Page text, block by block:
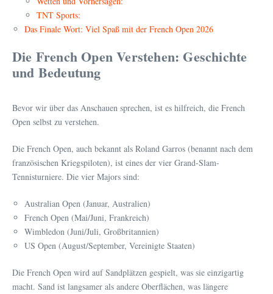
TNT Sports:
Das Finale Wort: Viel Spaß mit der French Open 2026
Die French Open Verstehen: Geschichte
und Bedeutung
Bevor wir über das Anschauen sprechen, ist es hilfreich, die French
Open selbst zu verstehen.
Die French Open, auch bekannt als Roland Garros (benannt nach dem
französischen Kriegspiloten), ist eines der vier Grand-Slam-
Tennisturniere. Die vier Majors sind:
Australian Open (Januar, Australien)
French Open (Mai/Juni, Frankreich)
Wimbledon (Juni/Juli, Großbritannien)
US Open (August/September, Vereinigte Staaten)
Die French Open wird auf Sandplätzen gespielt, was sie einzigartig
macht. Sand ist langsamer als andere Oberflächen, was längere